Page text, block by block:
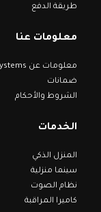
طريقة الدفع
معلومات عنا
معلومات عن I-Trust Systems
ضمانات
الشروط والأحكام
الخدمات
المنزل الذكي
سينما منزلية
نظام الصوت
كاميرا المراقبة